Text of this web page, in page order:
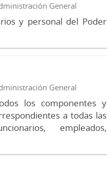
General
y personal del Poder
General
los componentes y
a todas las
empleados,